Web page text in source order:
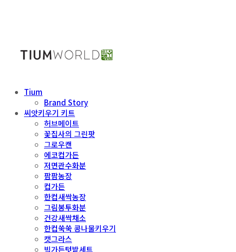
Tium
Brand Story
씨앗키우기 키트
허브메이트
꽃집사의 그린팟
그로우캔
에코컵가든
저면관수화분
팜팜농장
컵가든
한컵새싹농장
그림봉투화분
건강새싹채소
한컵쑥쑥 콩나물키우기
캣그라스
빅가든텃밭세트